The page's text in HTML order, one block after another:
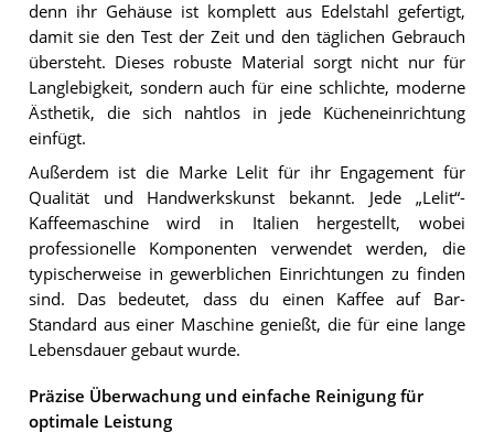
denn ihr Gehäuse ist komplett aus Edelstahl gefertigt,
damit sie den Test der Zeit und den täglichen Gebrauch
übersteht. Dieses robuste Material sorgt nicht nur für
Langlebigkeit, sondern auch für eine schlichte, moderne
Ästhetik, die sich nahtlos in jede Kücheneinrichtung
einfügt.
Außerdem ist die Marke Lelit für ihr Engagement für
Qualität und Handwerkskunst bekannt. Jede „Lelit“-
Kaffeemaschine wird in Italien hergestellt, wobei
professionelle Komponenten verwendet werden, die
typischerweise in gewerblichen Einrichtungen zu finden
sind. Das bedeutet, dass du einen Kaffee auf Bar-
Standard aus einer Maschine genießt, die für eine lange
Lebensdauer gebaut wurde.
Präzise Überwachung und einfache Reinigung für
optimale Leistung